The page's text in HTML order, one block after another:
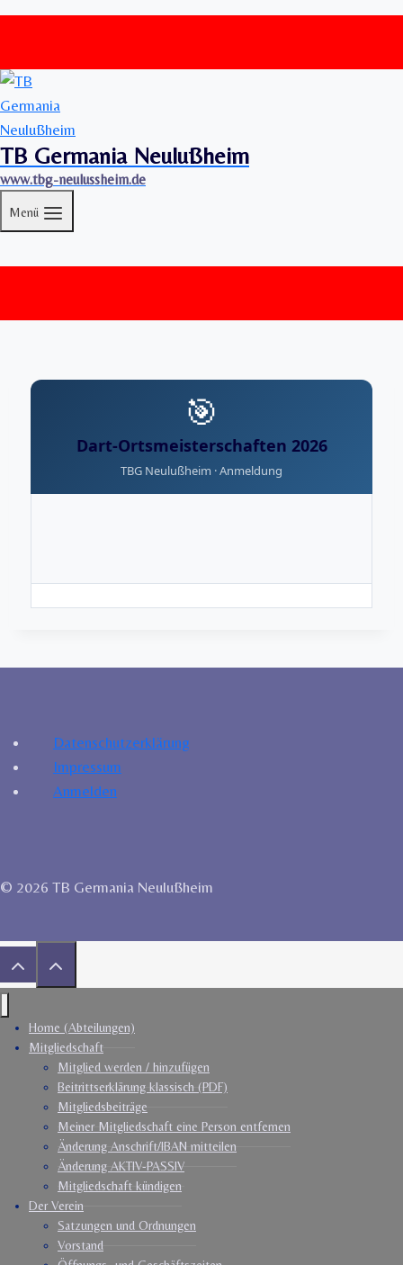
TB Germania Neulußheim
www.tbg-neulussheim.de
Menü
🎯
Dart-Ortsmeisterschaften 2026
TBG Neulußheim · Anmeldung
Datenschutzerklärung
Impressum
Anmelden
© 2026 TB Germania Neulußheim
Home (Abteilungen)
Mitgliedschaft
Mitglied werden / hinzufügen
Beitrittserklärung klassisch (PDF)
Mitgliedsbeiträge
Meiner Mitgliedschaft eine Person entfernen
Änderung Anschrift/IBAN mitteilen
Änderung AKTIV-PASSIV
Mitgliedschaft kündigen
Der Verein
Satzungen und Ordnungen
Vorstand